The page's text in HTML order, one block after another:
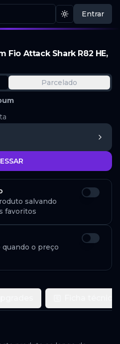
Mudar tema
Entrar
Fio Attack Shark R82 HE,
Parcelado
salvando
favoritos
o preço